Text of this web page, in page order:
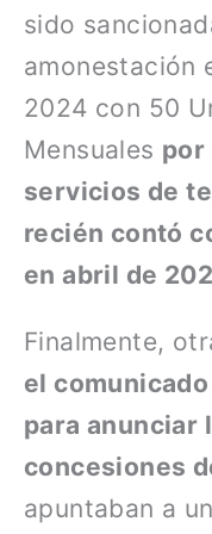
sido
amonestación
2024 con 50
Mensuales por
servicios de
recién contó
en abril de
Finalmente,
el
para anunciar
concesiones
apuntaban a